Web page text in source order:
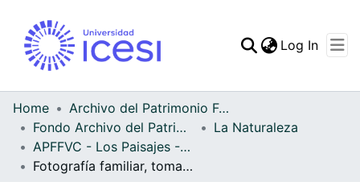
Statistics
Log In
Home
Archivo del Patrimonio Fotográfico y Fílmico del Valle del Cauca
Fondo Archivo del Patrimonio Fotográfico y Fílmico del Valle del Cauca
La Naturaleza
APFFVC - Los Paisajes - Patrimonial
Fotografía familiar, tomada en el jardín interior de la casa